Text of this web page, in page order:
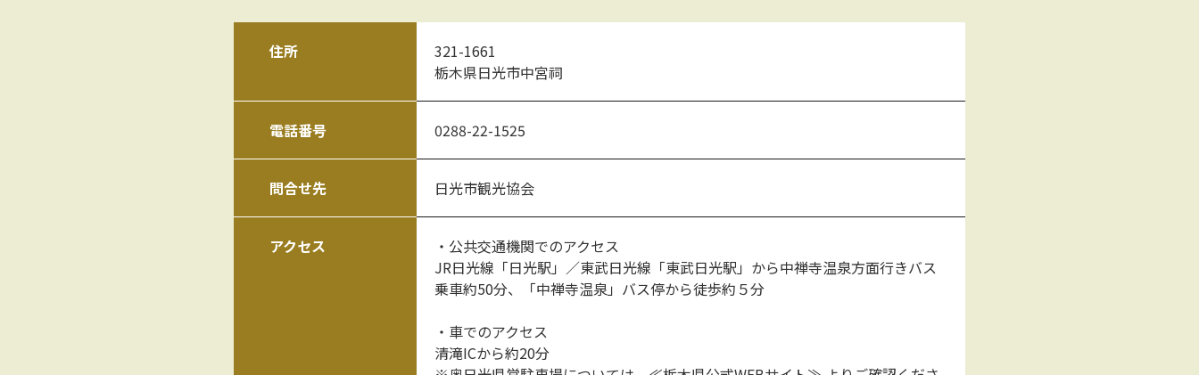
住所
321-1661
栃木県日光市中宮祠
電話番号 0288-22-1525
問合せ先 日光市観光協会
アクセス
・公共交通機関でのアクセス
JR日光線「日光駅」／東武日光線「東武日光駅」から中禅寺温泉方面行きバス
乗車約50分、「中禅寺温泉」バス停から徒歩約５分
・車でのアクセス
清滝ICから約20分